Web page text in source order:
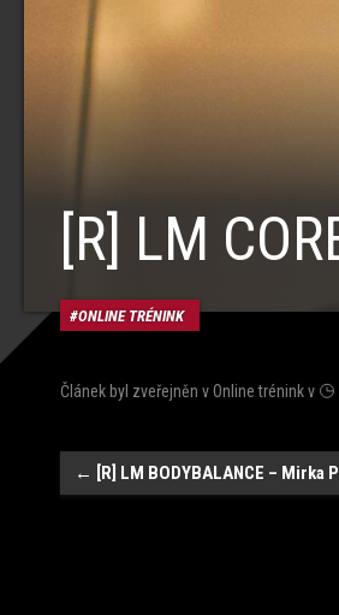
[R] LM
ONLINE TRÉNINK
Článek byl zveřejněn vOnline tréninkv
Navigace
← [R] LM BODYBALANCE – Mirka